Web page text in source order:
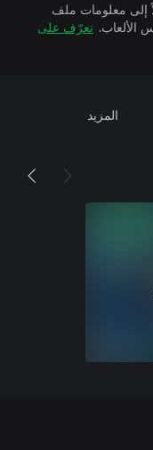
إلى معلومات ملف
تعرّف على
المزيد